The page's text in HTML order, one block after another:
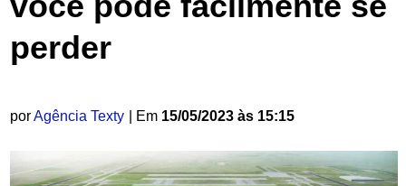
perder
porAgência Texty | Em 15/05/2023 às 15:15